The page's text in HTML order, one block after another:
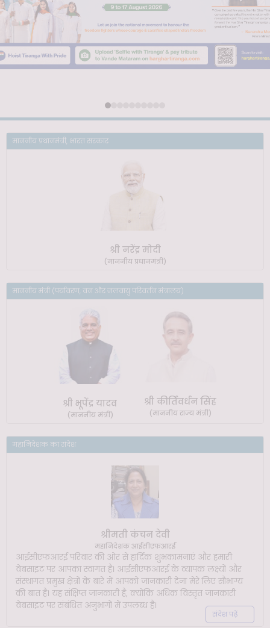
माननीय प्रधानमंत्री, भारत सरकार
श्री नरेंद्र मोदी
(माननीय प्रधानमंत्री)
माननीय मंत्री (पर्यावरण, वन और जलवायु परिवर्तन मंत्रालय)
श्री भूपेंद्र यादव
(माननीय मंत्री)
श्री कीर्तिवर्धन सिंह
(माननीय राज्य मंत्री)
महानिदेशक का संदेश
श्रीमती कंचन देवी
महानिदेशक आईसीएफआरई
आईसीएफआरई परिवार की ओर से हार्दिक शुभकामनाएं और हमारी
वेबसाइट पर आपका स्वागत है। आईसीएफआरई के व्यापक लक्ष्यों और
संस्थागत प्रमुख क्षेत्रों के बारे में आपको जानकारी देना मेरे लिए सौभाग्य
की बात है। यह संक्षिप्त जानकारी है, क्योंकि अधिक विस्तृत जानकारी
वेबसाइट पर संबंधित अनुभागों में उपलब्ध है।
संदेश पढ़ें